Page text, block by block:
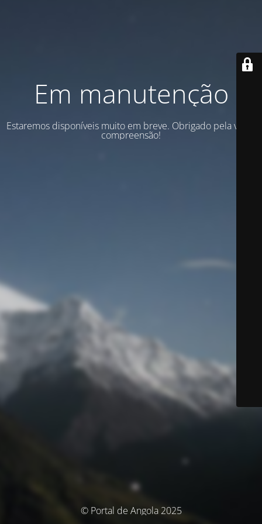
Em manutenção
Estaremos disponíveis muito em breve. Obrigado pela vossa
compreensão!
© Portal de Angola 2025